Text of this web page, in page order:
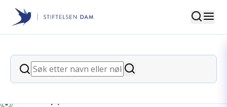
Stiftelsen Dam
Søk
Søk
Søk
back
Farge på tilværelsen